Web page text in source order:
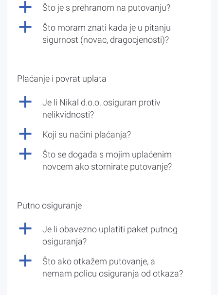
a Što je s prehranom na putovanju?
a
Što moram znati kada je u pitanju
sigurnost (novac, dragocjenosti)?
Plaćanje i povrat uplata
a
Je li Nikal d.o.o. osiguran protiv
nelikvidnosti?
a Koji su načini plaćanja?
a
Što se događa s mojim uplaćenim
novcem ako stornirate putovanje?
Putno osiguranje
a
Je li obavezno uplatiti paket putnog
osiguranja?
a
Što ako otkažem putovanje, a
nemam policu osiguranja od otkaza?